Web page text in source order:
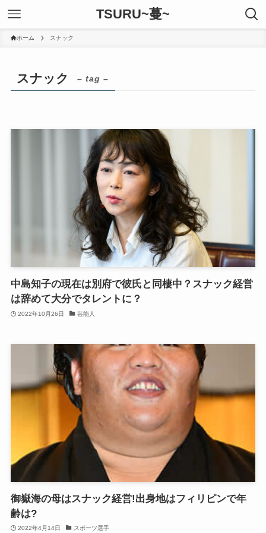
TSURU~蔓~
ホーム スナック
スナック – tag –
中島知子の現在は別府で彼氏と同棲中？スナック経営
は辞めて大分でタレントに？
2022年10月26日 芸能人
御嶽海の母はスナック経営!出身地はフィリピンで年
齢は?
2022年4月14日 スポーツ選手